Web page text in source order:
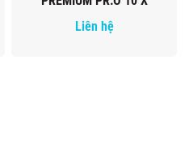
Liên hệ